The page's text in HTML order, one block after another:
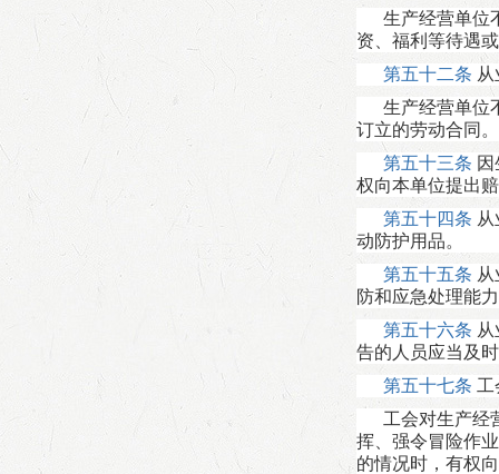
生产经营单位
资、福利等待遇
第五十二条
生产经营单位
订立的劳动合同。
第五十三条
权向本单位提出
第五十四条
动防护用品。
第五十五条
防和应急处理能
第五十六条
告的人员应当及
第五十七条 工
工会对生产经
挥、强令冒险作
的情况时，有权